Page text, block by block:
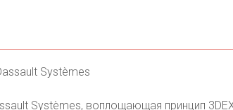
Systèmes
Systèmes, воплощающая принцип